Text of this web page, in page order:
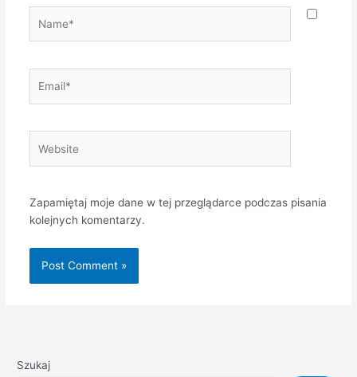
Zapamiętaj moje dane w tej przeglądarce podczas pisania
kolejnych komentarzy.
Szukaj